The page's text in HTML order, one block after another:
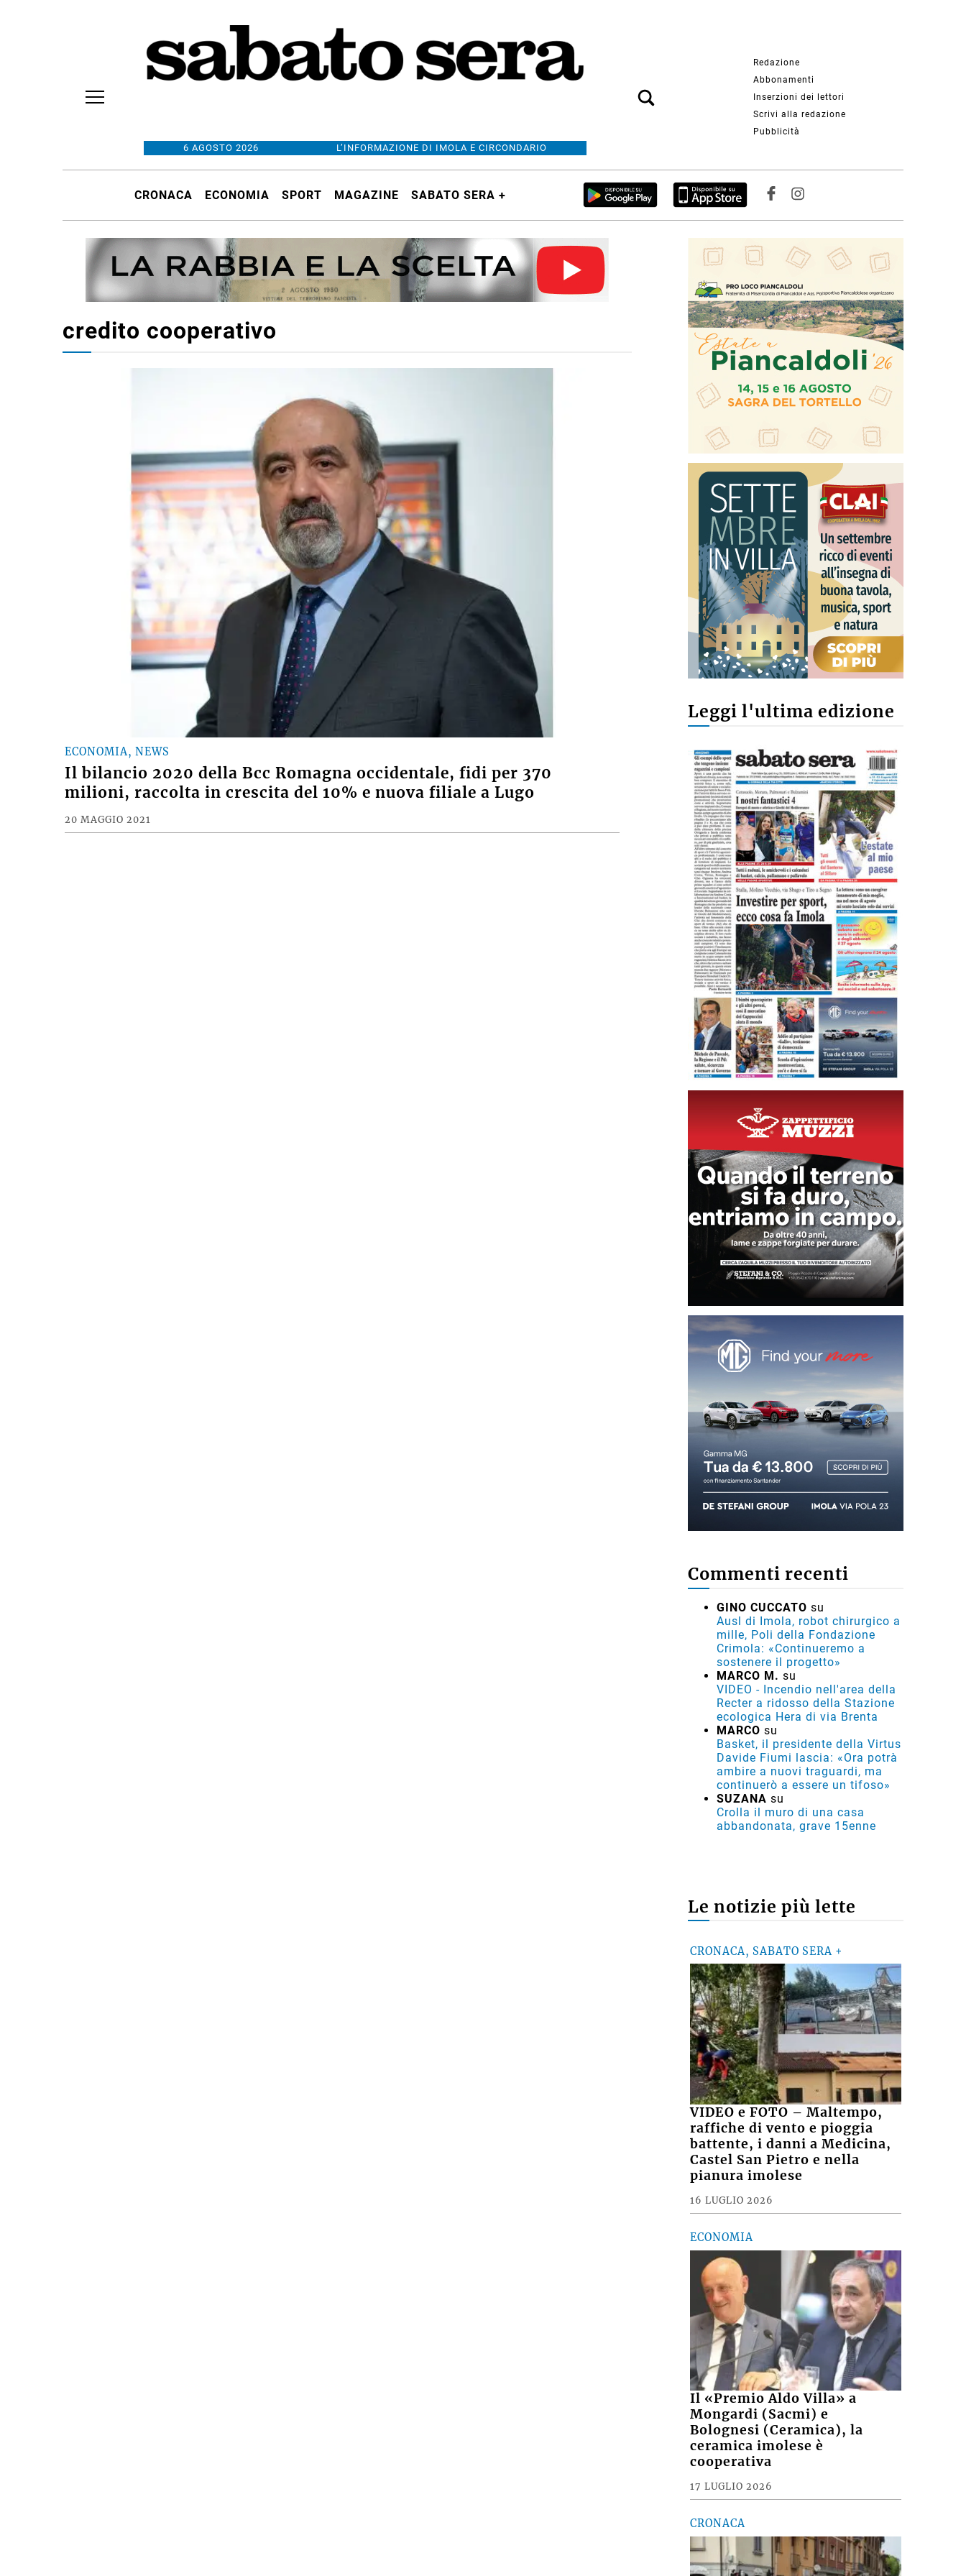
6 AGOSTO 2026 L’INFORMAZIONE DI IMOLA E CIRCONDARIO
Redazione
Abbonamenti
Inserzioni dei lettori
Scrivi alla redazione
Pubblicità
CRONACA ECONOMIA SPORT MAGAZINE SABATO SERA +
credito cooperativo
ECONOMIA, NEWS
Il bilancio 2020 della Bcc Romagna occidentale, fidi per 370
milioni, raccolta in crescita del 10% e nuova filiale a Lugo
20 MAGGIO 2021
Leggi l'ultima edizione
Commenti recenti
GINO CUCCATO su
Ausl di Imola, robot chirurgico a
mille, Poli della Fondazione
Crimola: «Continueremo a
sostenere il progetto»
MARCO M. su
VIDEO - Incendio nell'area della
Recter a ridosso della Stazione
ecologica Hera di via Brenta
MARCO su
Basket, il presidente della Virtus
Davide Fiumi lascia: «Ora potrà
ambire a nuovi traguardi, ma
continuerò a essere un tifoso»
SUZANA su
Crolla il muro di una casa
abbandonata, grave 15enne
Le notizie più lette
CRONACA, SABATO SERA +
VIDEO e FOTO – Maltempo,
raffiche di vento e pioggia
battente, i danni a Medicina,
Castel San Pietro e nella
pianura imolese
16 LUGLIO 2026
ECONOMIA
Il «Premio Aldo Villa» a
Mongardi (Sacmi) e
Bolognesi (Ceramica), la
ceramica imolese è
cooperativa
17 LUGLIO 2026
CRONACA